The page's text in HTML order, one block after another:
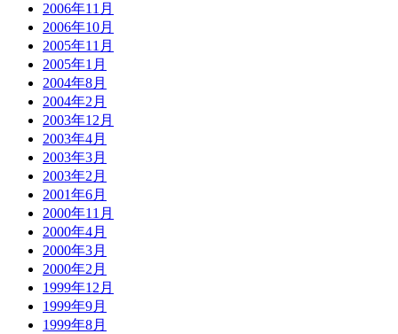
2006年11月
2006年10月
2005年11月
2005年1月
2004年8月
2004年2月
2003年12月
2003年4月
2003年3月
2003年2月
2001年6月
2000年11月
2000年4月
2000年3月
2000年2月
1999年12月
1999年9月
1999年8月